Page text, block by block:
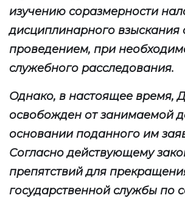
изучению соразмерности
дисциплинарного взыскания
проведением, при
служебного расследования.
Однако, в настоящее время,
освобожден от занимаемой
основании поданного им
Согласно действующему
препятствий для
государственной службы по